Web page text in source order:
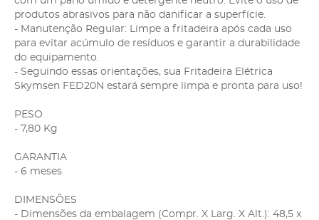
produtos abrasivos para não danificar a superfície.
- Manutenção Regular: Limpe a fritadeira após cada uso
para evitar acúmulo de resíduos e garantir a durabilidade
do equipamento.
- Seguindo essas orientações, sua Fritadeira Elétrica
Skymsen FED20N estará sempre limpa e pronta para uso!
PESO
- 7,80 Kg
GARANTIA
- 6 meses
DIMENSÕES
- Dimensões da embalagem (Compr. X Larg. X Alt.): 48,5 x